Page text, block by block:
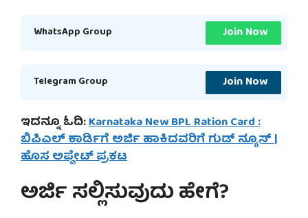
WhatsApp Group Join Now
Telegram Group Join Now
ಇದನ್ನೂ ಓದಿ:Karnataka New BPL Ration Card :
ಬಿಪಿಎಲ್ ಕಾರ್ಡಿಗೆ ಅರ್ಜಿ ಹಾಕಿದವರಿಗೆ ಗುಡ್ ನ್ಯೂಸ್ |
ಹೊಸ ಅಪ್ಡೇಟ್ ಪ್ರಕಟ
ಅರ್ಜಿ ಸಲ್ಲಿಸುವುದು ಹೇಗೆ?